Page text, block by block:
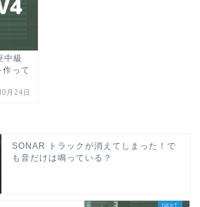
級
って
月24日
SONAR トラックが消えてしまった！で
も音だけは鳴っている？